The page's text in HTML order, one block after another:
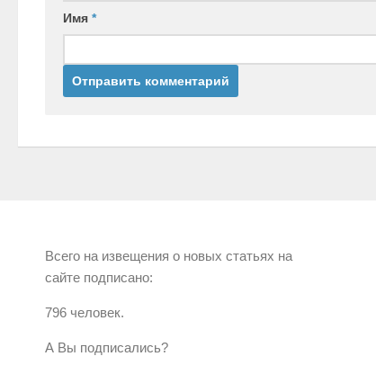
Имя *
Всего на извещения о новых статьях на
сайте подписано:
796 человек.
А Вы подписались?